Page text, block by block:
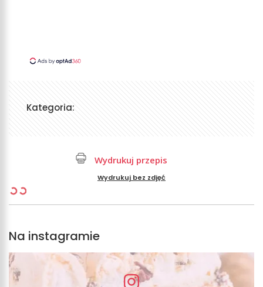
Kategoria:
Wydrukuj przepis
Wydrukuj bez zdjęć
Na instagramie